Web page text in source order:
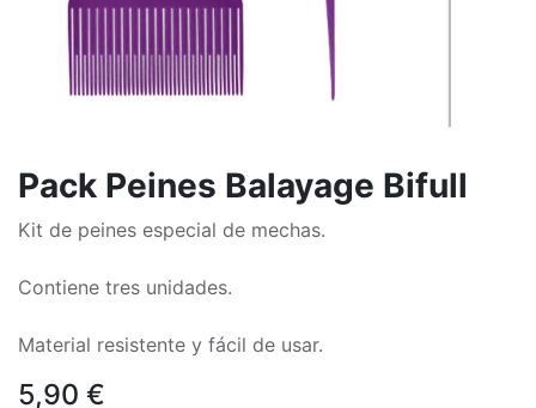
Pack Peines Balayage Bifull
Kit de peines especial de mechas.
Contiene tres unidades.
Material resistente y fácil de usar.
5,90 €